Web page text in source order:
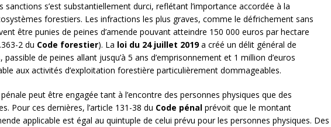
sanctions s’est substantiellement durci, reflétant l’importance accordée à la
forestiers. Les infractions les plus graves, comme le défrichement sans
être punies de peines d’amende pouvant atteindre 150 000 euros par hectare
2 du Code forestier). La loi du 24 juillet 2019a créé un délit général de
de peines allant jusqu’à 5 ans d’emprisonnement et 1 million d’euros
aux activités d’exploitation forestière particulièrement dommageables.
peut être engagée tant à l’encontre des personnes physiques que des
Pour ces dernières, l’article 131-38 du Code pénal prévoit que le montant
applicable est égal au quintuple de celui prévu pour les personnes physiques. Des